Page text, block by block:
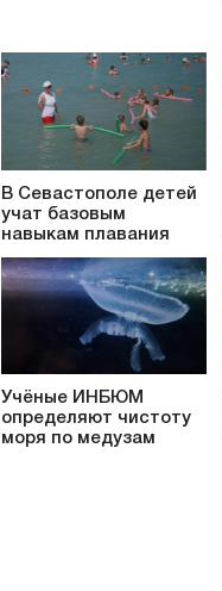
В Севастополе детей
учат базовым
навыкам плавания
Учёные ИНБЮМ
определяют чистоту
моря по медузам